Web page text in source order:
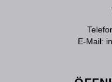
E-Mail: